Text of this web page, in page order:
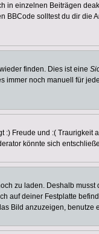
einzelnen Beiträgen
solltest du dir
finden. Dies ist eine
noch manuell für
Freude und :(
könnte sich
zu laden. Deshalb
auf deiner Festplatte
Bild anzuzeigen,